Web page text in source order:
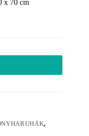
x 70 cm
,